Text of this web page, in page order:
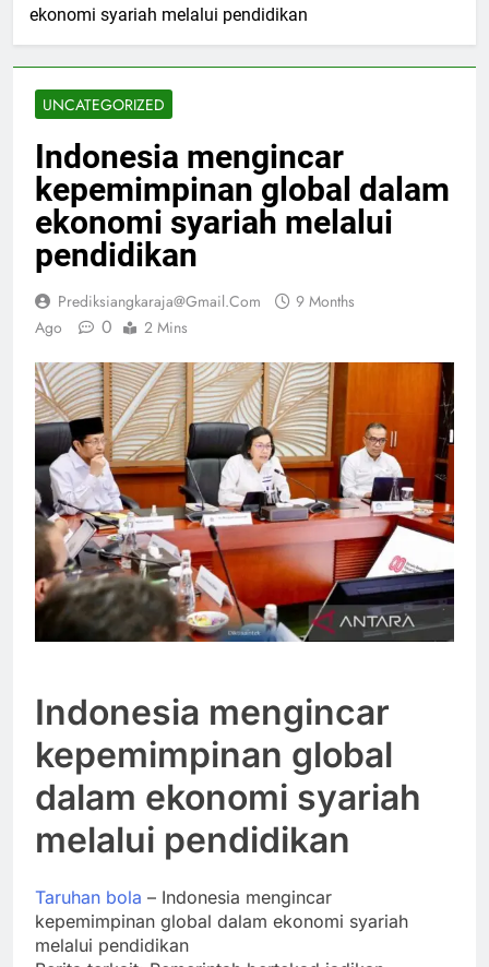
ekonomi syariah melalui pendidikan
UNCATEGORIZED
Indonesia mengincar
kepemimpinan global dalam
ekonomi syariah melalui
pendidikan
Prediksiangkaraja@gmail.com
9 Months
Ago
0 2 Mins
Indonesia mengincar
kepemimpinan global
dalam ekonomi syariah
melalui pendidikan
Taruhan bola – Indonesia mengincar
kepemimpinan global dalam ekonomi syariah
melalui pendidikan